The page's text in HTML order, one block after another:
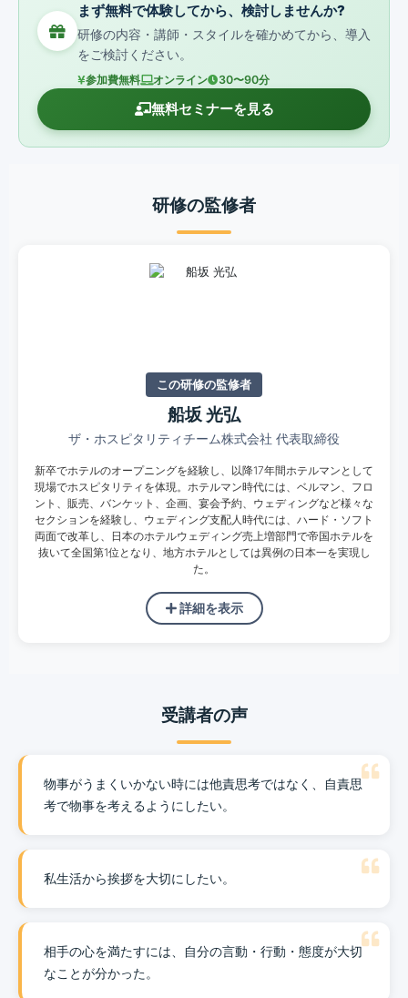
まず無料で体験してから、検討しませんか?
研修の内容・講師・スタイルを確かめてから、導入
をご検討ください。
参加費無料 オンライン 30〜90分
無料セミナーを見る
研修の監修者
この研修の監修者
船坂 光弘
ザ・ホスピタリティチーム株式会社 代表取締役
新卒でホテルのオープニングを経験し、以降17年間ホテルマンとして
現場でホスピタリティを体現。ホテルマン時代には、ベルマン、フロ
ント、販売、バンケット、企画、宴会予約、ウェディングなど様々な
セクションを経験し、ウェディング支配人時代には、ハード・ソフト
両面で改革し、日本のホテルウェディング売上増部門で帝国ホテルを
抜いて全国第1位となり、地方ホテルとしては異例の日本一を実現し
た。
詳細を表示
受講者の声
物事がうまくいかない時には他責思考ではなく、自責思
考で物事を考えるようにしたい。
私生活から挨拶を大切にしたい。
相手の心を満たすには、自分の言動・行動・態度が大切
なことが分かった。